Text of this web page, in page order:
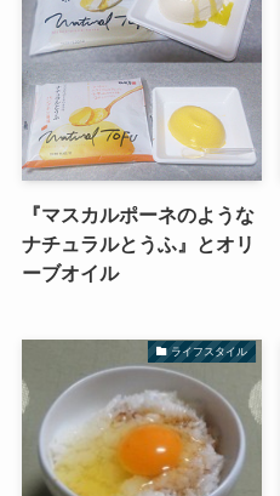
『マスカルポーネのような
ナチュラルとうふ』とオリ
ーブオイル
ライフスタイル